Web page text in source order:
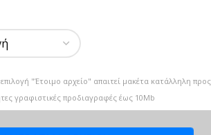
"Έτοιμο αρχείο" απαιτεί μακέτα κατάλληλη προς
γραφιστικές προδιαγραφές έως 10Mb